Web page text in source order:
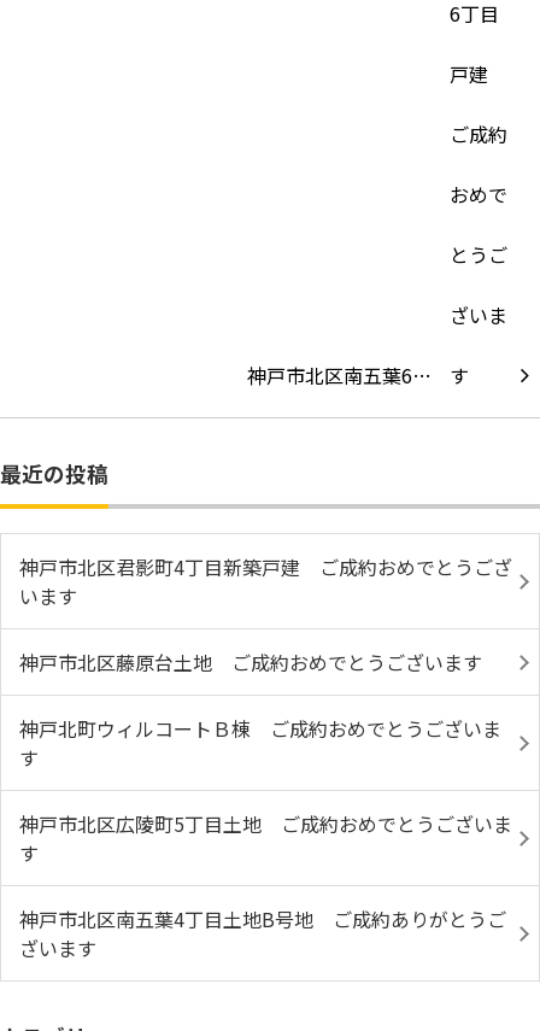
神戸市北区南五葉6…
最近の投稿
神戸市北区君影町4丁目新築戸建 ご成約おめでとうござ
います
神戸市北区藤原台土地 ご成約おめでとうございます
神戸北町ウィルコートＢ棟 ご成約おめでとうございま
す
神戸市北区広陵町5丁目土地 ご成約おめでとうございま
す
神戸市北区南五葉4丁目土地B号地 ご成約ありがとうご
ざいます